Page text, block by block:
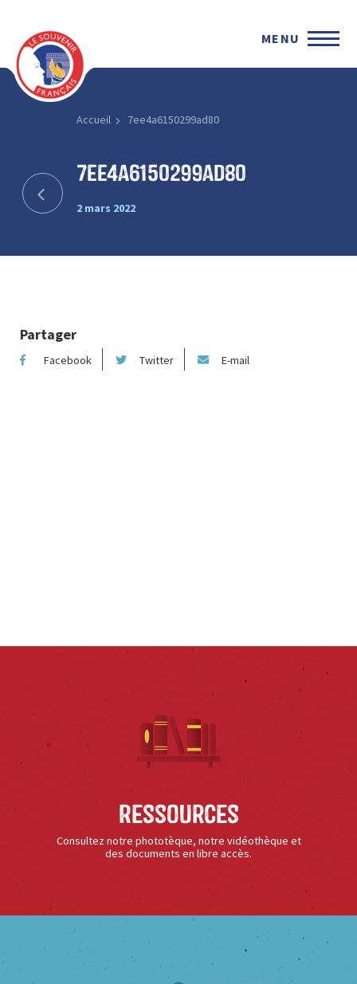
MENU
Accueil 7ee4a6150299ad80
7ee4a6150299ad80
2 mars 2022
Partager
Facebook Twitter E-mail
Ressources
Consultez notre phototèque, notre vidéothèque et
des documents en libre accès.